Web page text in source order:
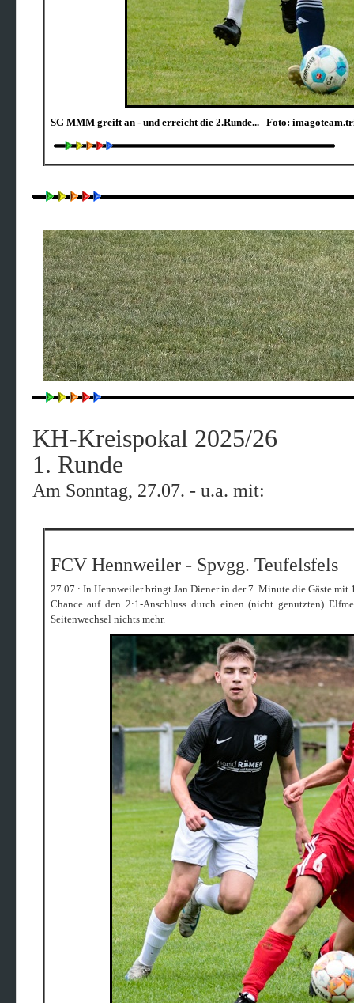
SG MMM greift an - und erreicht die 2.Runde... Foto:
KH-Kreispokal 2025/26
1. Runde
Am Sonntag, 27.07. - u.a. mit:
FCV Hennweiler - Spvgg.
27.07.: In Hennweiler bringt Jan Diener in der 7. Minute die Gäste
Chance auf den 2:1-Anschluss durch einen (nicht genutzten)
Seitenwechsel nichts mehr.